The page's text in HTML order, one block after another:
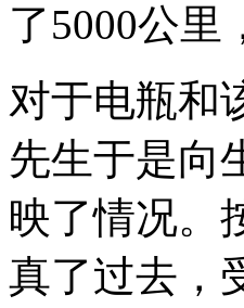
了5000公里
对于电瓶和
先生于是向
映了情况。
真了过去，